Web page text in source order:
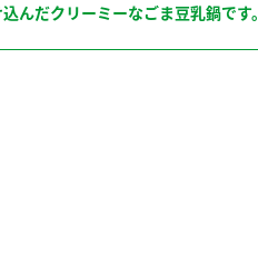
んだクリーミーなごま豆乳鍋です。